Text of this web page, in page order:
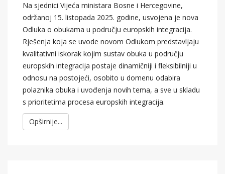
Na sjednici Vijeća ministara Bosne i Hercegovine,
održanoj 15. listopada 2025. godine, usvojena je nova
Odluka o obukama u području europskih integracija.
Rješenja koja se uvode novom Odlukom predstavljaju
kvalitativni iskorak kojim sustav obuka u području
europskih integracija postaje dinamičniji i fleksibilniji u
odnosu na postojeći, osobito u domenu odabira
polaznika obuka i uvođenja novih tema, a sve u skladu
s prioritetima procesa europskih integracija.
Opširnije...